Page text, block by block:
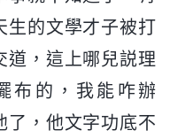
生的文學才子被打
道，這上哪兒説理
布的，我能咋辦
了，他文字功底不